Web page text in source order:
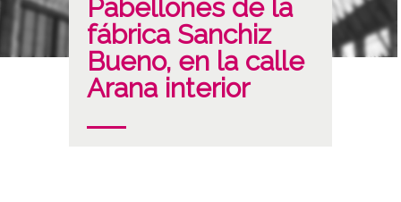
Pabellones de la
fábrica Sanchiz
Bueno, en la calle
Arana interior